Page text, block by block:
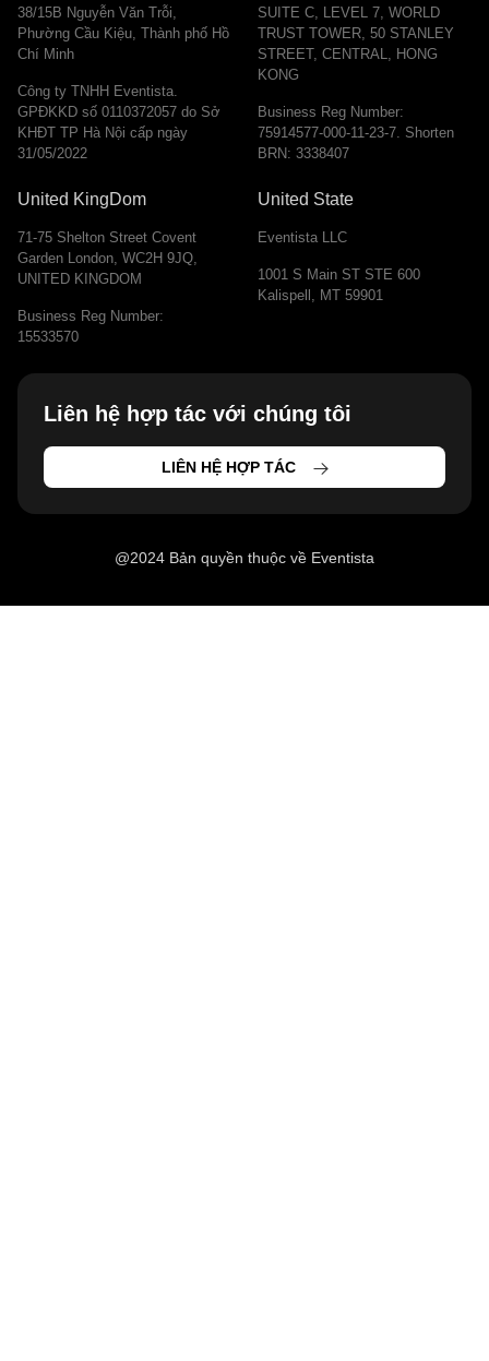
38/15B Nguyễn Văn Trỗi,
Phường Cầu Kiệu, Thành phố Hồ
Chí Minh
Công ty TNHH Eventista.
GPĐKKD số 0110372057 do Sở
KHĐT TP Hà Nội cấp ngày
31/05/2022
SUITE C, LEVEL 7, WORLD
TRUST TOWER, 50 STANLEY
STREET, CENTRAL, HONG
KONG
Business Reg Number:
75914577-000-11-23-7. Shorten
BRN: 3338407
United KingDom
71-75 Shelton Street Covent
Garden London, WC2H 9JQ,
UNITED KINGDOM
Business Reg Number:
15533570
United State
Eventista LLC
1001 S Main ST STE 600
Kalispell, MT 59901
Liên hệ hợp tác với chúng tôi
LIÊN HỆ HỢP TÁC
@2024 Bản quyền thuộc về Eventista